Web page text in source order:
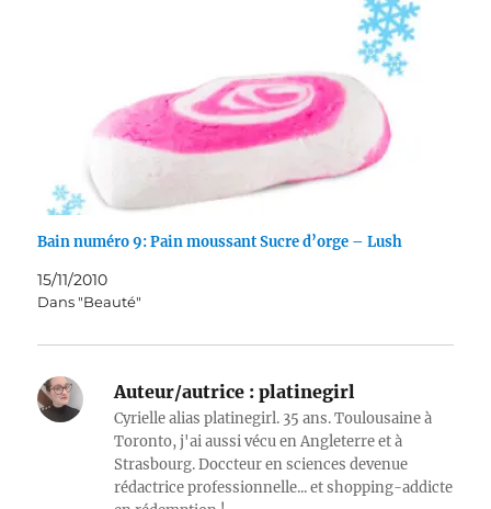
Bain numéro 9: Pain moussant Sucre d’orge – Lush
15/11/2010
Dans "Beauté"
Auteur/autrice : platinegirl
Cyrielle alias platinegirl. 35 ans. Toulousaine à
Toronto, j'ai aussi vécu en Angleterre et à
Strasbourg. Doccteur en sciences devenue
rédactrice professionnelle... et shopping-addicte